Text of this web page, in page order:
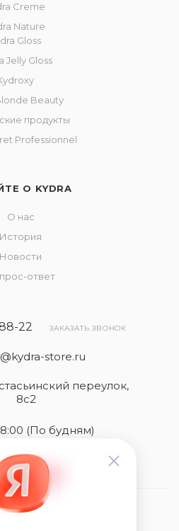
Creme
Nature
Gloss
Jelly Gloss
Beauty
продукты
Professionnel
О KYDRA
О нас
История
Новости
ответ
22 ЗАКАЗАТЬ ЗВОНОК
store.ru
переулок,
8с2
(По будням)